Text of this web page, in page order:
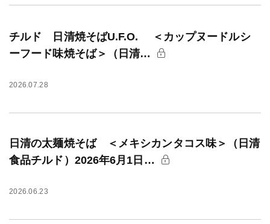
チルド 日清焼そばU.F.O. ＜カップヌードルシ
ーフード味焼そば＞（日清…
2026.07.28
日清の太麺焼そば ＜メキシカンタコス味＞（日清
食品チルド）2026年6月1日…
2026.06.23